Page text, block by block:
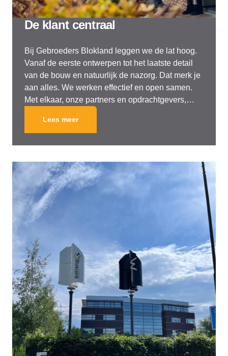
De klant centraal
Bij Gebroeders Blokland leggen we de lat hoog.
Vanaf de eerste ontwerpen tot het laatste detail
van de bouw en natuurlijk de nazorg. Dat merk je
aan alles. We werken effectief en open samen.
Met elkaar, onze partners en opdrachtgevers,
duidelijke visie op het totaalproduct gaan wij voor
centraal staat.
Lees meer